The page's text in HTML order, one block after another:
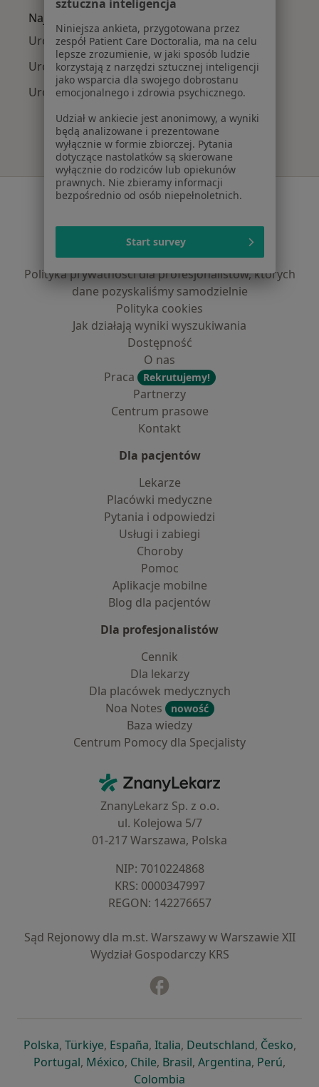
Najpopularniejsze ubezpieczenia
Urolodzy z Allianz w Wrocławiu
Urolodzy z Compensa w Wrocławiu
Urolodzy z PZU Zdrowie w Wrocławiu
Serwis
Regulamin
Polityka prywatności pacjentów
Polityka prywatności profesjonalistów
Polityka prywatności dla profesjonalistów, których
dane pozyskaliśmy samodzielnie
Polityka cookies
Jak działają wyniki wyszukiwania
Dostępność
O nas
Praca
Rekrutujemy!
Partnerzy
Centrum prasowe
Kontakt
Dla pacjentów
Lekarze
Placówki medyczne
Pytania i odpowiedzi
Usługi i zabiegi
Choroby
Pomoc
Aplikacje mobilne
Blog dla pacjentów
Dla profesjonalistów
Cennik
Dla lekarzy
Dla placówek medycznych
Noa Notes
nowość
Baza wiedzy
Centrum Pomocy dla Specjalisty
ZnanyLekarz - Strona główna
ZnanyLekarz Sp. z o.o.
ul. Kolejowa 5/7
01-217 Warszawa, Polska
NIP: ⁠7010224868
KRS: ⁠0000347997
REGON: ⁠142276657
Sąd Rejonowy dla m.st. Warszawy w Warszawie XII
Wydział Gospodarczy KRS
Polskaotwiera się w nowej karcie
, Türkiyeotwiera się w nowej karcie
, Españaotwiera się w nowej karcie
, Italiaotwiera się w nowej
, Deutschlandotwiera się
, Česko,
Portugalotwiera się w nowej karcie
, Méxicootwiera się w nowej karcie
, Chileotwiera się w nowej karcie
, Brasilotwiera się w nowej
, Argentinaotwiera się
, Perú,
Colombia
sztuczna inteligencja
Niniejsza ankieta, przygotowana przez
zespół Patient Care Doctoralia, ma na celu
lepsze zrozumienie, w jaki sposób ludzie
korzystają z narzędzi sztucznej inteligencji
jako wsparcia dla swojego dobrostanu
emocjonalnego i zdrowia psychicznego.
Udział w ankiecie jest anonimowy, a wyniki
będą analizowane i prezentowane
wyłącznie w formie zbiorczej. Pytania
dotyczące nastolatków są skierowane
wyłącznie do rodziców lub opiekunów
prawnych. Nie zbieramy informacji
bezpośrednio od osób niepełnoletnich.
Start survey